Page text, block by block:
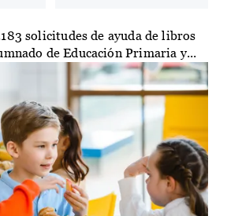
solicitudes de ayuda de libros
de Educación Primaria y...